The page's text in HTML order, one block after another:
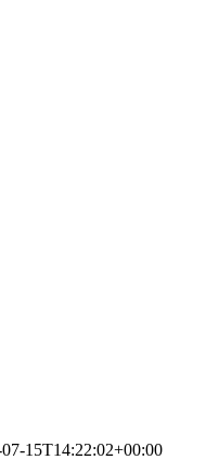
15T14:22:02+00:00